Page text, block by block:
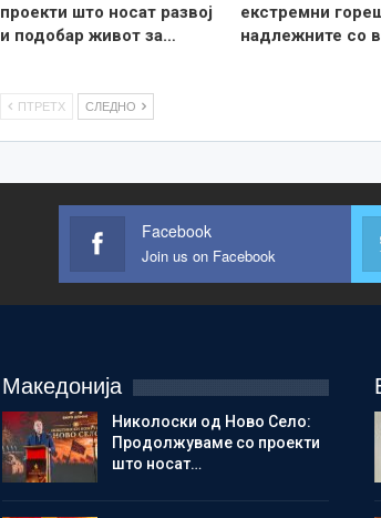
проекти што носат развој
и подобар живот за…
екстремни
надлежните со
ПТРЕТХ СЛЕДНО
Facebook
Join us on Facebook
Македонија
Николоски од Ново Село:
Продолжуваме со проекти
што носат…